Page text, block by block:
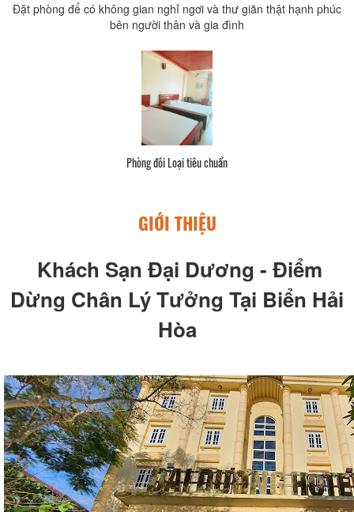
Đặt phòng để có không gian nghỉ ngơi và thư giãn thật hạnh phúc
bên người thân và gia đình
Phòng đôi Loại tiêu chuẩn
GIỚI THIỆU
Khách Sạn Đại Dương - Điểm
Dừng Chân Lý Tưởng Tại Biển Hải
Hòa